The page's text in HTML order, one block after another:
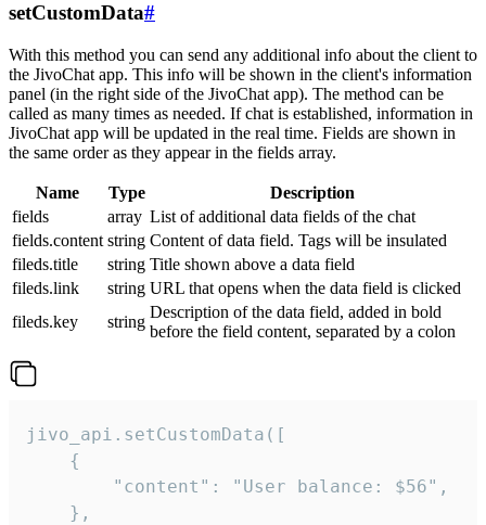
setCustomData#
With this method you can send any additional info about the client to
the JivoChat app. This info will be shown in the client's information
panel (in the right side of the JivoChat app). The method can be
called as many times as needed. If chat is established, information in
JivoChat app will be updated in the real time. Fields are shown in
the same order as they appear in the fields array.
Name Type
Description
fields
array List of additional data fields of the chat
fields.content string Content of data field. Tags will be insulated
fileds.title
string Title shown above a data field
fileds.link
string URL that opens when the data field is clicked
fileds.key
string
Description of the data field, added in bold
before the field content, separated by a colon
jivo_api.setCustomData([
    {
        "content": "User balance: $56",
    },